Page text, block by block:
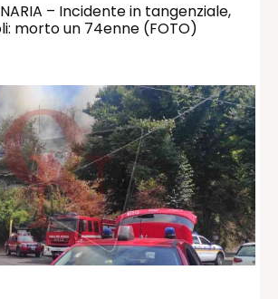
– Incidente in tangenziale,
morto un 74enne (FOTO)